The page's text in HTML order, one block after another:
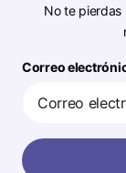
No te pierdas
Correo